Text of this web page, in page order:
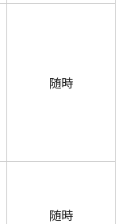
随時
随時